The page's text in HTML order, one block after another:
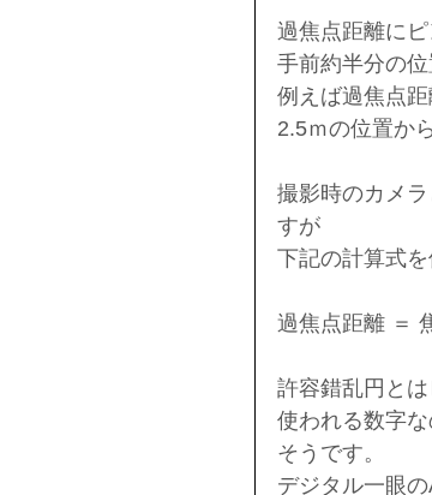
過焦点距離に
手前約半分の
例えば過焦点
2.5ｍの位置か
撮影時のカメ
すが
下記の計算式
過焦点距離 ＝
許容錯乱円と
使われる数字
そうです。
デジタル一眼